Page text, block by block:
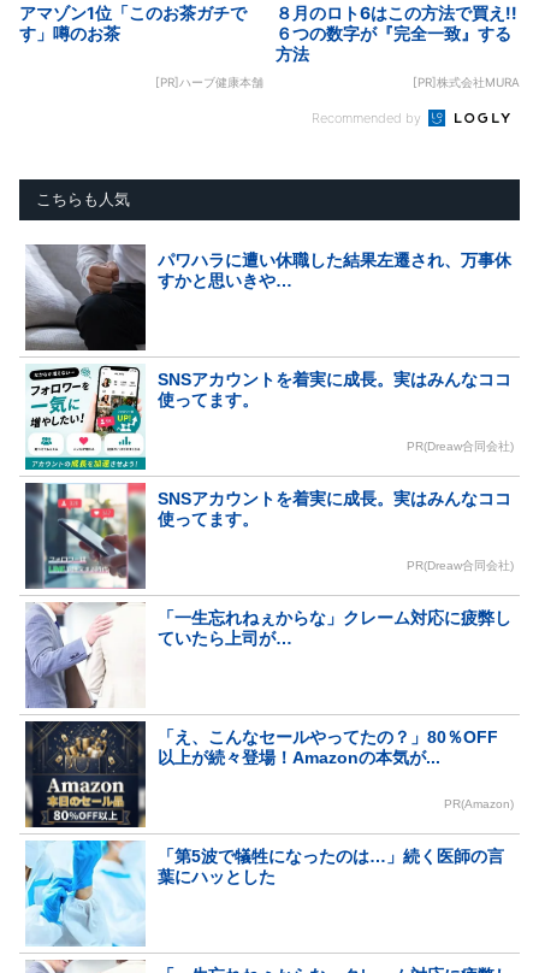
アマゾン1位「このお茶ガチで
す」噂のお茶
[PR]ハーブ健康本舗
８月のロト6はこの方法で買え!!
６つの数字が『完全一致』する
方法
[PR]株式会社MURA
Recommended by
こちらも人気
パワハラに遭い休職した結果左遷され、万事休
すかと思いきや…
SNSアカウントを着実に成長。実はみんなココ
使ってます。
PR(Dreaw合同会社)
SNSアカウントを着実に成長。実はみんなココ
使ってます。
PR(Dreaw合同会社)
「一生忘れねぇからな」クレーム対応に疲弊し
ていたら上司が…
「え、こんなセールやってたの？」80％OFF
以上が続々登場！Amazonの本気が...
PR(Amazon)
「第5波で犠牲になったのは…」続く医師の言
葉にハッとした